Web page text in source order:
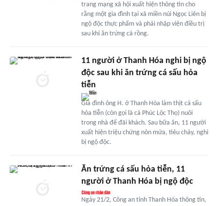
trang mạng xã hội xuất hiện thông tin cho
rằng một gia đình tại xã miền núi Ngọc Liên bị
ngộ độc thực phẩm và phải nhập viện điều trị
sau khi ăn trứng cá rồng.
11 người ở Thanh Hóa nghi bị ngộ
độc sau khi ăn trứng cá sấu hỏa
tiễn
Gia đình ông H. ở Thanh Hóa làm thịt cá sấu
hỏa tiễn (còn gọi là cá Phúc Lộc Thọ) nuôi
trong nhà để đãi khách. Sau bữa ăn, 11 người
xuất hiện triệu chứng nôn mửa, tiêu chảy, nghi
bị ngộ độc.
Ăn trứng cá sấu hỏa tiễn, 11
người ở Thanh Hóa bị ngộ độc
Ngày 21/2, Công an tỉnh Thanh Hóa thông tin,